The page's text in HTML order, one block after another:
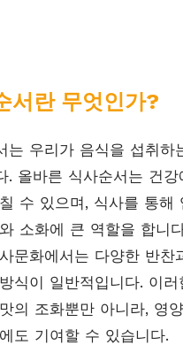
서란 무엇인가?
는 우리가 음식을 섭취하
. 올바른 식사순서는 건
수 있으며, 식사를 통해
소화에 큰 역할을 합니
문화에서는 다양한 반찬
식이 일반적입니다. 이
의 조화뿐만 아니라, 영
도 기여할 수 있습니다.